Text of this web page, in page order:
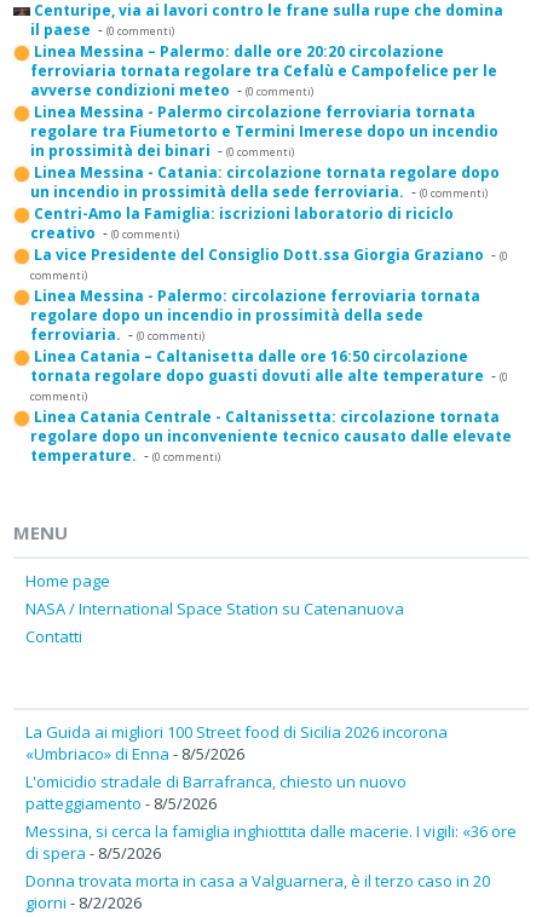
Centuripe, via ai lavori contro le frane sulla rupe che domina
il paese - (0 commenti)
Linea Messina – Palermo: dalle ore 20:20 circolazione
ferroviaria tornata regolare tra Cefalù e Campofelice per le
avverse condizioni meteo - (0 commenti)
Linea Messina - Palermo circolazione ferroviaria tornata
regolare tra Fiumetorto e Termini Imerese dopo un incendio
in prossimità dei binari - (0 commenti)
Linea Messina - Catania: circolazione tornata regolare dopo
un incendio in prossimità della sede ferroviaria. - (0 commenti)
Centri-Amo la Famiglia: iscrizioni laboratorio di riciclo
creativo - (0 commenti)
La vice Presidente del Consiglio Dott.ssa Giorgia Graziano - (0
commenti)
Linea Messina - Palermo: circolazione ferroviaria tornata
regolare dopo un incendio in prossimità della sede
ferroviaria. - (0 commenti)
Linea Catania – Caltanisetta dalle ore 16:50 circolazione
tornata regolare dopo guasti dovuti alle alte temperature - (0
commenti)
Linea Catania Centrale - Caltanissetta: circolazione tornata
regolare dopo un inconveniente tecnico causato dalle elevate
temperature. - (0 commenti)
MENU
Home page
NASA / International Space Station su Catenanuova
Contatti
La Guida ai migliori 100 Street food di Sicilia 2026 incorona
«Umbriaco» di Enna - 8/5/2026
L'omicidio stradale di Barrafranca, chiesto un nuovo
patteggiamento - 8/5/2026
Messina, si cerca la famiglia inghiottita dalle macerie. I vigili: «36 ore
di spera - 8/5/2026
Donna trovata morta in casa a Valguarnera, è il terzo caso in 20
giorni - 8/2/2026